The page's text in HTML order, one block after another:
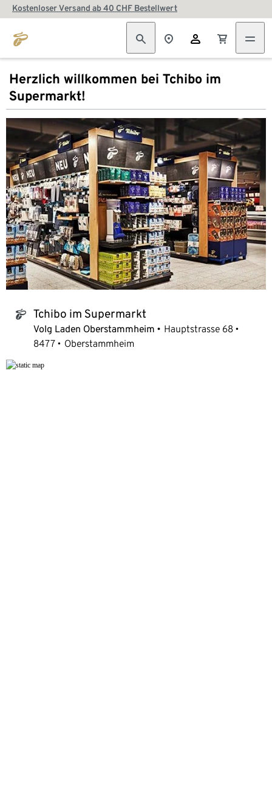
Kostenloser Versand ab 40 CHF Bestellwert
Herzlich willkommen bei Tchibo im
Supermarkt!
tchibo_logo Tchibo im Supermarkt
Volg Laden Oberstammheim
Hauptstrasse 68
8477
Oberstammheim